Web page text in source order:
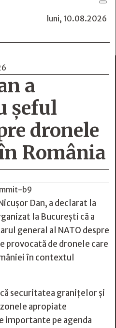
luni, 10.08.2026
a
șeful
dronele
România
Dan, a declarat la
la București că a
general al NATO despre
provocată de dronele care
în contextul
securitatea granițelor și
apropiate
pe agenda